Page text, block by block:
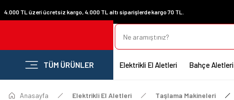
4.000 TL üzeri ücretsiz kargo, 4.000 TL altı siparişlerde kargo 70 TL.
TÜM ÜRÜNLER Elektrikli El Aletleri Bahçe Aletleri
Anasayfa Elektrikli El Aletleri Taşlama Makineleri